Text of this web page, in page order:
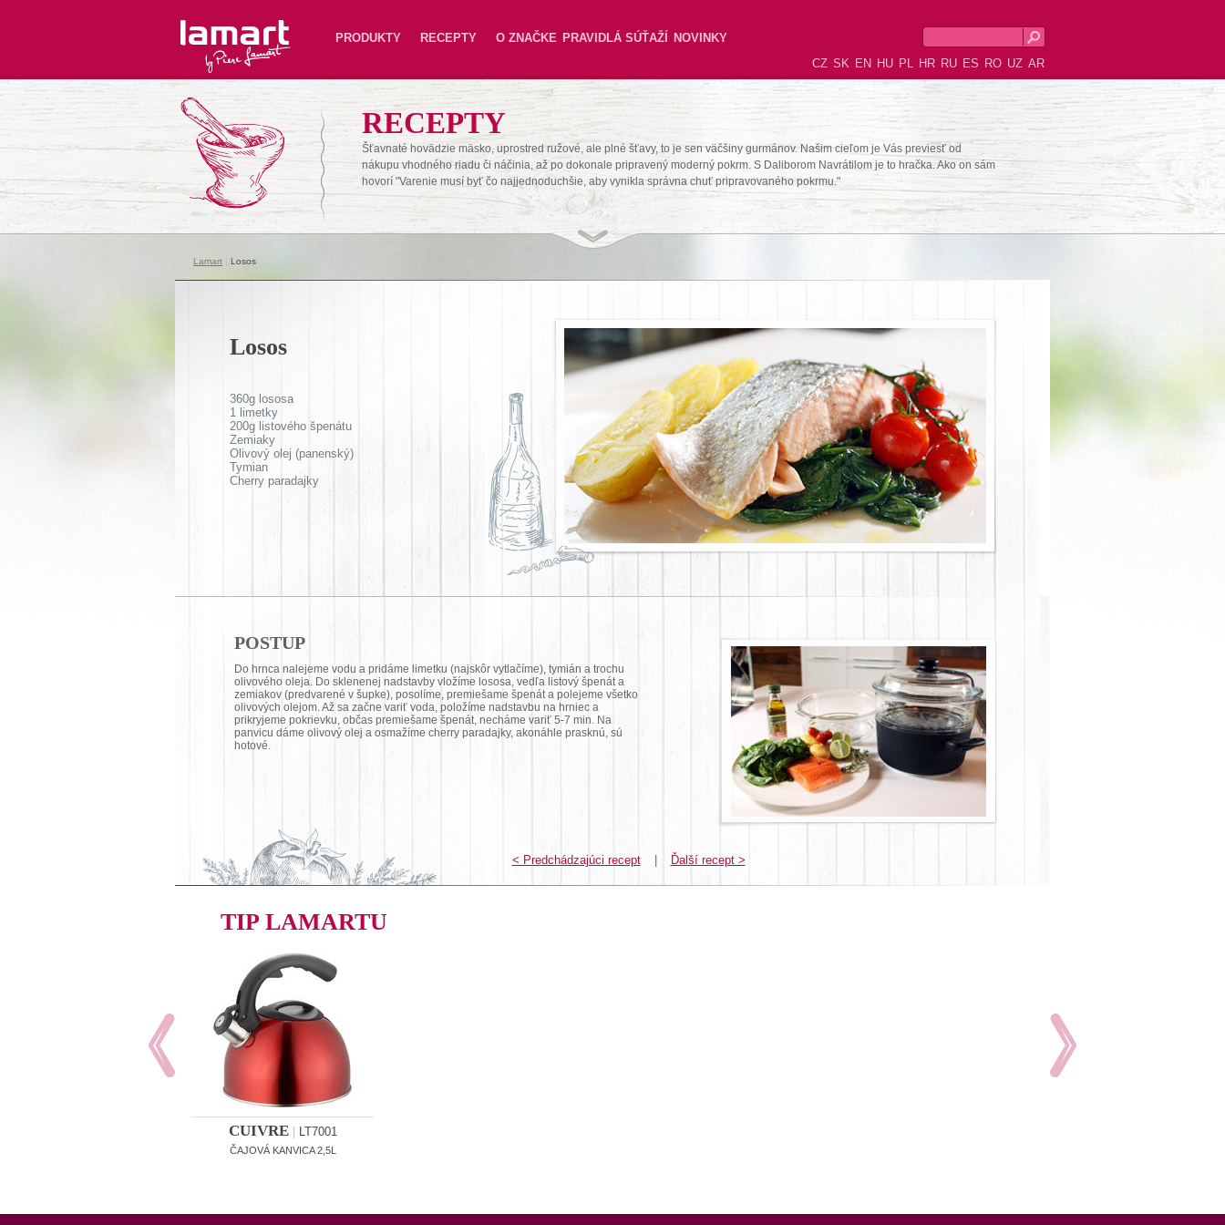
Lamart PRODUKTY RECEPTY O ZNAČKE PRAVIDLÁ SÚŤAŽÍ
NOVINKY
CZ SK EN HU PL HR RU ES RO UZ AR
RECEPTY
Šťavnaté hovädzie mäsko, uprostred ružové, ale plné šťavy, to je sen väčšiny gurmánov. Našim cieľom je Vás previesť od
nákupu vhodného riadu či náčinia, až po dokonale pripravený moderný pokrm. S Daliborom Navrátilom je to hračka. Ako on sám
hovorí "Varenie musí byť čo najjednoduchšie, aby vynikla správna chuť pripravovaného pokrmu."
Lamart Losos
Losos
360g lososa
1 limetky
200g listového špenátu
Zemiaky
Olivový olej (panenský)
Tymian
Cherry paradajky
POSTUP
Do hrnca nalejeme vodu a pridáme limetku (najskôr vytlačíme), tymián a trochu
olivového oleja. Do sklenenej nadstavby vložíme lososa, vedľa listový špenát a
zemiakov (predvarené v šupke), posolíme, premiešame špenát a polejeme všetko
olivových olejom. Až sa začne variť voda, položíme nadstavbu na hrniec a
prikryjeme pokrievku, občas premiešame špenát, necháme variť 5-7 min. Na
panvicu dáme olivový olej a osmažíme cherry paradajky, akonáhle prasknú, sú
hotové.
< Predchádzajúci recept Ďalší recept >
TIP LAMARTU
CUIVRE| LT7001
ČAJOVÁ KANVICA 2,5L